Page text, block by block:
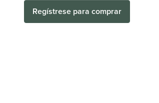
Regístrese para comprar